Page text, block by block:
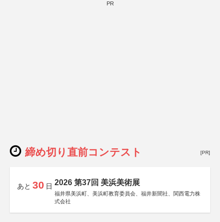
PR
締め切り直前コンテスト [PR]
あと 30 日 2026 第37回 美浜美術展
福井県美浜町、美浜町教育委員会、福井新聞社、関西電力株
式会社